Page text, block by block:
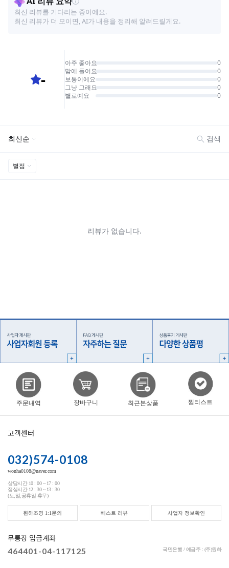
주문내역 장바구니 최근본상품 찜리스트
고객센터
032)574-0108
wonha0108@naver.com
상담시간 10 : 00 ~ 17 : 00
점심시간 12 : 30 ~ 13 : 30
(토,일,공휴일 휴무)
원하조명 1:1문의 베스트 리뷰 사업자 정보확인
무통장 입금계좌
464401-04-117125 국민은행 / 예금주 : (주)원하